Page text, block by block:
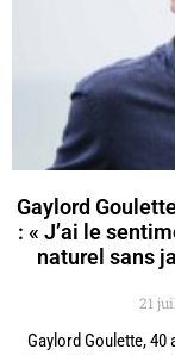
Gaylord
: « J’ai le
naturel sans
21
Gaylord Goulette, 40